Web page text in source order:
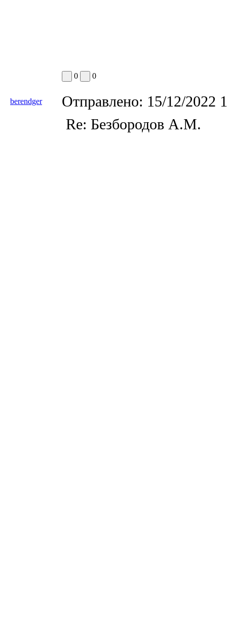
0 0
berendger Отправлено: 15/12/2022
Re: Безбородов А.М.